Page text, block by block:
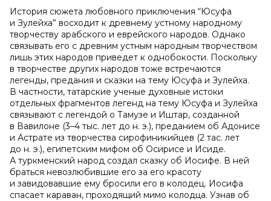
История сюжета любовного приключения “Юсуфа
и Зулейха” восходит к древнему устному народному
творчеству арабского и еврейского народов. Однако
связывать его с древним устным народным творчеством
лишь этих народов приведет к однобокости. Поскольку
в творчестве других народов тоже встречаются
легенды, предания и сказки на тему Юсуфа и Зулейха.
В частности, татарские ученые духовные истоки
отдельных фрагментов легенд на тему Юсуфа и Зулейха
связывают с легендой о Тамузе и Иштар, созданной
в Вавилоне (3–4 тыс. лет до н. э.), преданием об Адонисе
и Астрате из творчества сирофиникийцев (2 тас. лет
до н. э.), египетским мифом об Осирисе и Исиде.
А туркменский народ создал сказку об Иосифе. В ней
браться невозлюбившие его за его красоту
и завидовавшие ему бросили его в колодец. Иосифа
спасает караван, проходящий мимо колодца. Узнав об